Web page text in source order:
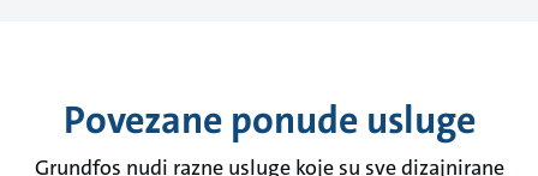
Povezane ponude usluge
Grundfos nudi razne usluge koje su sve dizajnirane